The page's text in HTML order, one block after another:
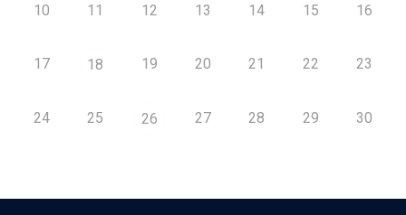
10 11 12 13 14 15 16
17 18 19 20 21 22 23
24 25 26 27 28 29 30